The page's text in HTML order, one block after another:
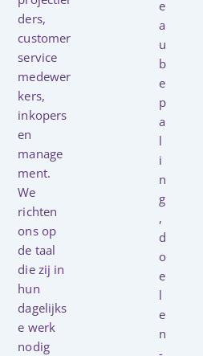
ders,
customer
service
medewer
kers,
inkopers
en
manage
ment.
We
richten
ons op
de taal
die zij in
hun
dagelijks
e werk
nodig
e
a
u
b
e
p
a
l
i
n
g
,
d
o
e
l
e
n